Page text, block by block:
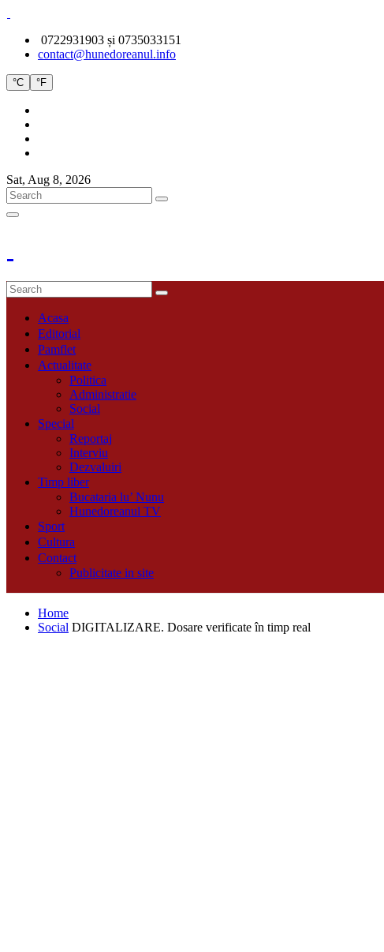
0722931903 și 0735033151
contact@hunedoreanul.info
°C °F
Sat, Aug 8, 2026
Acasa
Editorial
Pamflet
Actualitate
Politica
Administratie
Social
Special
Reportaj
Interviu
Dezvaluiri
Timp liber
Bucataria lu’ Nunu
Hunedoreanul TV
Sport
Cultura
Contact
Publicitate in site
Home
Social DIGITALIZARE. Dosare verificate în timp real